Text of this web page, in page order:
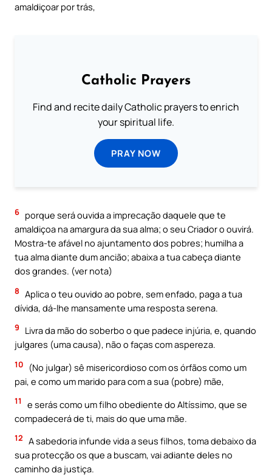
amaldiçoar por trás,
Catholic Prayers
Find and recite daily Catholic prayers to enrich
your spiritual life.
PRAY NOW
6 porque será ouvida a imprecação daquele que te
amaldiçoa na amargura da sua alma; o seu Criador o ouvirá.
Mostra-te afável no ajuntamento dos pobres; humilha a
tua alma diante dum ancião; abaixa a tua cabeça diante
dos grandes. (ver nota)
8 Aplica o teu ouvido ao pobre, sem enfado, paga a tua
dívida, dá-lhe mansamente uma resposta serena.
9
Livra da mão do soberbo o que padece injúria, e, quando
julgares (uma causa), não o faças com aspereza.
10
(No julgar) sê misericordioso com os órfãos como um
pai, e como um marido para com a sua (pobre) mãe,
11
e serás como um filho obediente do Altíssimo, que se
compadecerá de ti, mais do que uma mãe.
12 A sabedoria infunde vida a seus filhos, toma debaixo da
sua protecção os que a buscam, vai adiante deles no
caminho da justiça.